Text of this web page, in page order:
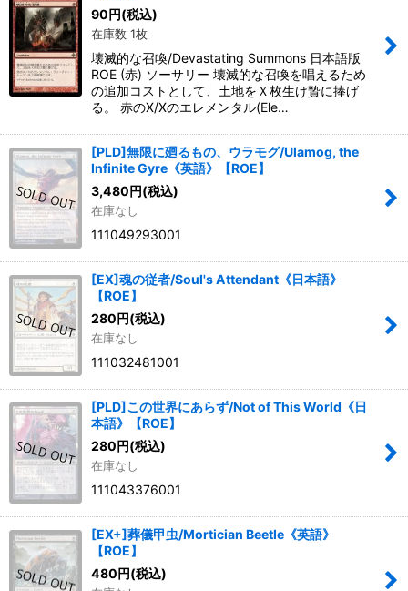
90円(税込)
在庫数 1枚
壊滅的な召喚/Devastating Summons 日本語版
ROE (赤) ソーサリー 壊滅的な召喚を唱えるため
の追加コストとして、土地をＸ枚生け贄に捧げ
る。 赤のX/Xのエレメンタル(Ele…
[PLD]無限に廻るもの、ウラモグ/Ulamog, the
Infinite Gyre《英語》【ROE】
3,480円(税込)
在庫なし
111049293001
[EX]魂の従者/Soul's Attendant《日本語》
【ROE】
280円(税込)
在庫なし
111032481001
[PLD]この世界にあらず/Not of This World《日
本語》【ROE】
280円(税込)
在庫なし
111043376001
[EX+]葬儀甲虫/Mortician Beetle《英語》
【ROE】
480円(税込)